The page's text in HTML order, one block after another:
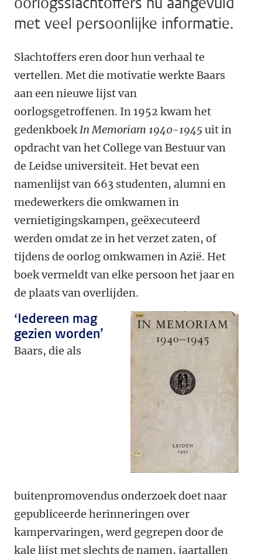
met veel persoonlijke informatie.
Slachtoffers eren door hun verhaal te
vertellen. Met die motivatie werkte Baars
aan een nieuwe lijst van
oorlogsgetroffenen. In 1952 kwam het
gedenkboekIn Memoriam 1940-1945uit in
opdracht van het College van Bestuur van
de Leidse universiteit. Het bevat een
namenlijst van 663 studenten, alumni en
medewerkers die omkwamen in
vernietigingskampen, geëxecuteerd
werden omdat ze in het verzet zaten, of
tijdens de oorlog omkwamen in Azië. Het
boek vermeldt van elke persoon het jaar en
de plaats van overlijden.
‘Iedereen mag
gezien worden’
Baars, die als
buitenpromovendus onderzoek doet naar
gepubliceerde herinneringen over
kampervaringen, werd gegrepen door de
kale lijst met slechts de namen, jaartallen